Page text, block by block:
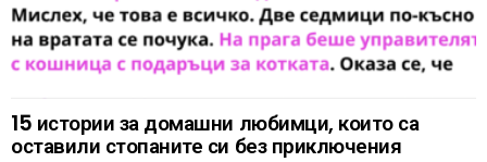
15 истории за домашни любимци, които са
оставили стопаните си без приключения